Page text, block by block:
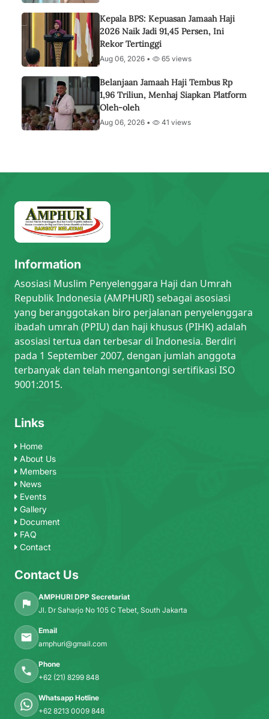
Kepala BPS: Kepuasan Jamaah Haji
2026 Naik Jadi 91,45 Persen, Ini
Rekor Tertinggi
Aug 06, 2026 • 65 views
Belanjaan Jamaah Haji Tembus Rp
1,96 Triliun, Menhaj Siapkan Platform
Oleh-oleh
Aug 06, 2026 • 41 views
Information
Asosiasi Muslim Penyelenggara Haji dan Umrah
Republik Indonesia (AMPHURI) sebagai asosiasi
yang beranggotakan biro perjalanan penyelenggara
ibadah umrah (PPIU) dan haji khusus (PIHK) adalah
asosiasi tertua dan terbesar di Indonesia. Berdiri
pada 1 September 2007, dengan jumlah anggota
terbanyak dan telah mengantongi sertifikasi ISO
9001:2015.
Links
Home
About Us
Members
News
Events
Gallery
Document
FAQ
Contact
Contact Us
AMPHURI DPP Secretariat
Jl. Dr Saharjo No 105 C Tebet, South Jakarta
Email
amphuri@gmail.com
Phone
+62 (21) 8299 848
Whatsapp Hotline
+62 8213 0009 848